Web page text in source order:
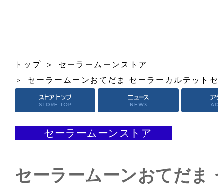
トップ
セーラームーンストア
セーラームーンおてだま セーラーカルテット
セーラームーンストア
セーラームーンおてだま